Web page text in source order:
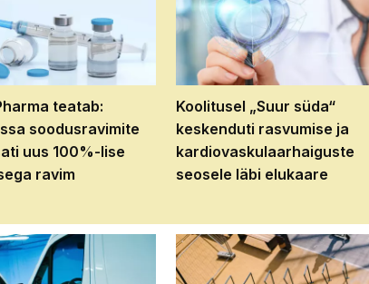
teatab:
soodusravimite
uus 100%-lise
ravim
Koolitusel „Suur süda“
keskenduti rasvumise ja
kardiovaskulaarhaiguste
seosele läbi elukaare